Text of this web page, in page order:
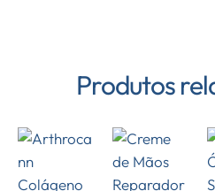
Produtos